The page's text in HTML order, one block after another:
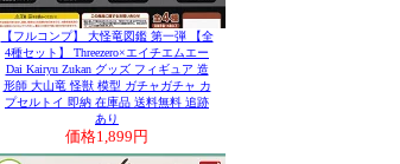
【フルコンプ】 大怪竜図鑑 第一弾 【全
4種セット】 Threezero×エイチエムエー
Dai Kairyu Zukan グッズ フィギュア 造
形師 大山竜 怪獣 模型 ガチャガチャ カ
プセルトイ 即納 在庫品 送料無料 追跡
あり
価格1,899円